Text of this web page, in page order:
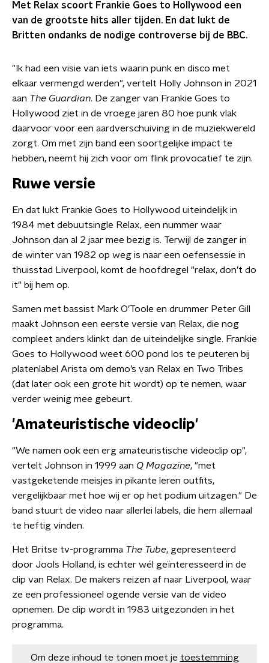
Met Relax scoort Frankie Goes to Hollywood een
van de grootste hits aller tijden. En dat lukt de
Britten ondanks de nodige controverse bij de BBC.
"Ik had een visie van iets waarin punk en disco met
elkaar vermengd werden", vertelt Holly Johnson in 2021
aan The Guardian. De zanger van Frankie Goes to
Hollywood ziet in de vroege jaren 80 hoe punk vlak
daarvoor voor een aardverschuiving in de muziekwereld
zorgt. Om met zijn band een soortgelijke impact te
hebben, neemt hij zich voor om flink provocatief te zijn.
Ruwe versie
En dat lukt Frankie Goes to Hollywood uiteindelijk in
1984 met debuutsingle Relax, een nummer waar
Johnson dan al 2 jaar mee bezig is. Terwijl de zanger in
de winter van 1982 op weg is naar een oefensessie in
thuisstad Liverpool, komt de hoofdregel "relax, don’t do
it" bij hem op.
Samen met bassist Mark O’Toole en drummer Peter Gill
maakt Johnson een eerste versie van Relax, die nog
compleet anders klinkt dan de uiteindelijke single. Frankie
Goes to Hollywood weet 600 pond los te peuteren bij
platenlabel Arista om demo’s van Relax en Two Tribes
(dat later ook een grote hit wordt) op te nemen, waar
verder weinig mee gebeurt.
'Amateuristische videoclip'
"We namen ook een erg amateuristische videoclip op",
vertelt Johnson in 1999 aan Q Magazine, "met
vastgeketende meisjes in pikante leren outfits,
vergelijkbaar met hoe wij er op het podium uitzagen." De
band stuurt de video naar allerlei labels, die hem allemaal
te heftig vinden.
Het Britse tv-programma The Tube, gepresenteerd
door Jools Holland, is echter wél geïnteresseerd in de
clip van Relax. De makers reizen af naar Liverpool, waar
ze een professioneel ogende versie van de video
opnemen. De clip wordt in 1983 uitgezonden in het
programma.
Om deze inhoud te tonen moet je toestemming